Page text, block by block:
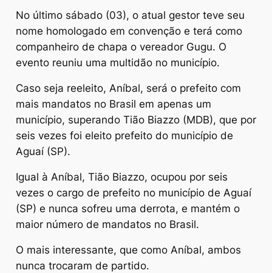
No último sábado (03), o atual gestor teve seu
nome homologado em convenção e terá como
companheiro de chapa o vereador Gugu. O
evento reuniu uma multidão no município.
Caso seja reeleito, Aníbal, será o prefeito com
mais mandatos no Brasil em apenas um
município, superando Tião Biazzo (MDB), que por
seis vezes foi eleito prefeito do município de
Aguaí (SP).
Igual à Aníbal, Tião Biazzo, ocupou por seis
vezes o cargo de prefeito no município de Aguaí
(SP) e nunca sofreu uma derrota, e mantém o
maior número de mandatos no Brasil.
O mais interessante, que como Aníbal, ambos
nunca trocaram de partido.